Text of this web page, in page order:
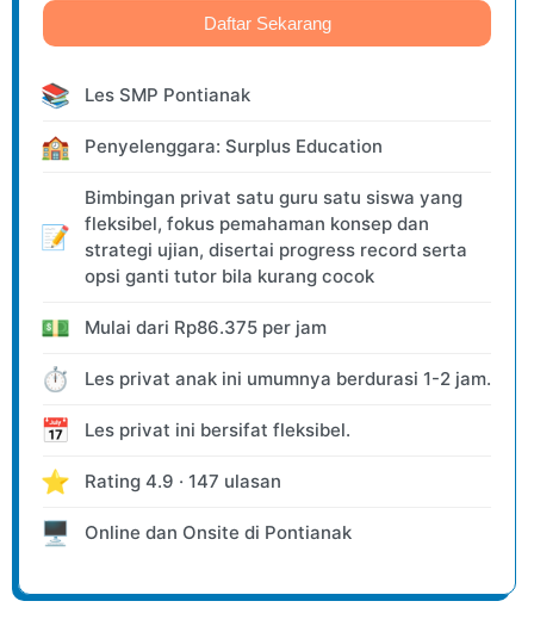
Daftar Sekarang
📚 Les SMP Pontianak
🏫 Penyelenggara: Surplus Education
📝
Bimbingan privat satu guru satu siswa yang
fleksibel, fokus pemahaman konsep dan
strategi ujian, disertai progress record serta
opsi ganti tutor bila kurang cocok
💵 Mulai dari Rp86.375 per jam
⏱️ Les privat anak ini umumnya berdurasi 1-2 jam.
📅 Les privat ini bersifat fleksibel.
⭐ Rating 4.9 · 147 ulasan
🖥️ Online dan Onsite di Pontianak